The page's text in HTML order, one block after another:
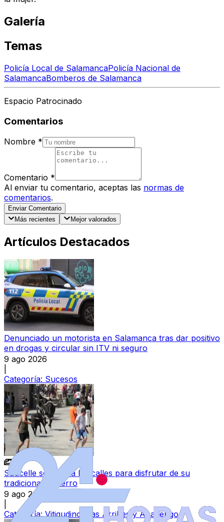
Galería
Temas
Policía Local de SalamancaPolicía Nacional de
SalamancaBomberos de Salamanca
Espacio Patrocinado
Comentarios
Nombre *
Comentario *
Al enviar tu comentario, aceptas las normas de
comentarios.
Enviar Comentario
Más recientes
Mejor valorados
Artículos Destacados
Denunciado un motorista en Salamanca tras dar positivo
en drogas y circular sin ITV ni seguro
9 ago 2026
Categoría: Sucesos
Saucelle se echa a las calles para disfrutar de su
tradicional encierro
9 ago 2026
Categoría:Vitigudino, Las Arribes y Abadengo